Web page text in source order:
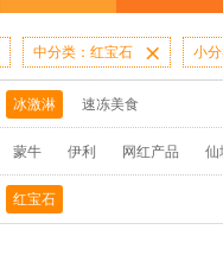
中分类：红宝石  小
冰激淋 速冻美食
蒙牛 伊利 网红产品 仙
红宝石